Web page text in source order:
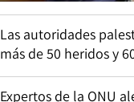
Las autoridades
más de 50 heridos y
Expertos de la ONU